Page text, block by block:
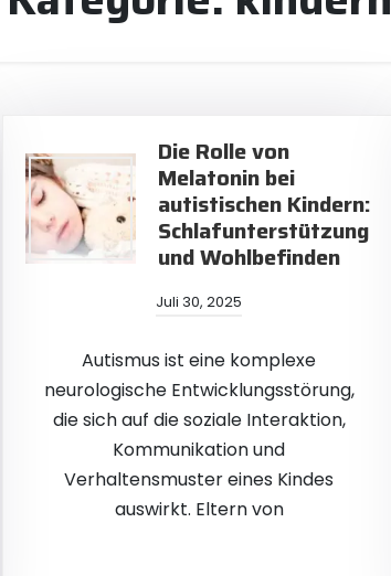
Die Rolle von
Melatonin bei
autistischen Kindern:
Schlafunterstützung
und Wohlbefinden
Juli 30, 2025
Autismus ist eine komplexe
neurologische Entwicklungsstörung,
die sich auf die soziale Interaktion,
Kommunikation und
Verhaltensmuster eines Kindes
auswirkt. Eltern von